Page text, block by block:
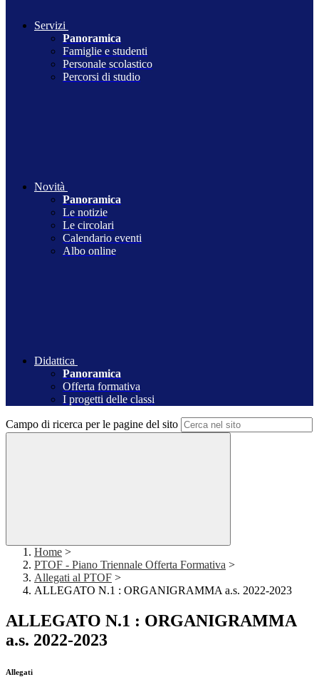
Servizi
Panoramica
Famiglie e studenti
Personale scolastico
Percorsi di studio
Novità
Panoramica
Le notizie
Le circolari
Calendario eventi
Albo online
Didattica
Panoramica
Offerta formativa
I progetti delle classi
Campo di ricerca per le pagine del sito
Home >
PTOF - Piano Triennale Offerta Formativa >
Allegati al PTOF >
ALLEGATO N.1 : ORGANIGRAMMA a.s. 2022-2023
ALLEGATO N.1 : ORGANIGRAMMA
a.s. 2022-2023
Allegati